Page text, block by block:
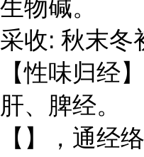
生物碱。
采收: 秋末冬
【性味归经
肝、脾经。
【】，通经络